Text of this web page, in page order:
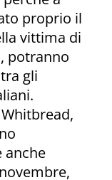
proprio il
vittima di
potranno
gli
anche